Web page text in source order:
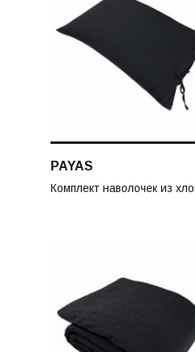
PAYAS
Комплект наволочек из